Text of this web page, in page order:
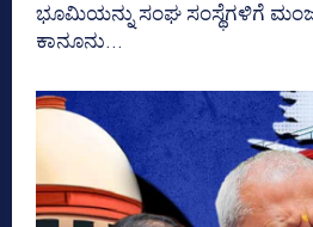
ಭೂಮಿಯನ್ನು ಸಂಘ ಸಂಸ್ಥೆಗಳಿಗೆ
ಕಾನೂನು...